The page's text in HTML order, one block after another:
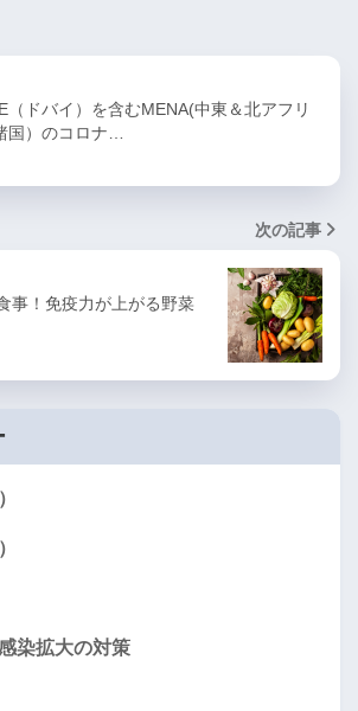
（ドバイ）を含むMENA(中東＆北アフリ
国）のコロナ…
次の記事
事！免疫力が上がる野菜
染拡大の対策